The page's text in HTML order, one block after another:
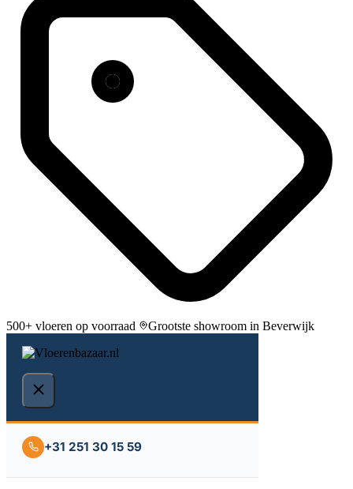
500+ vloeren op voorraad Grootste showroom in Beverwijk
+31 251 30 15 59